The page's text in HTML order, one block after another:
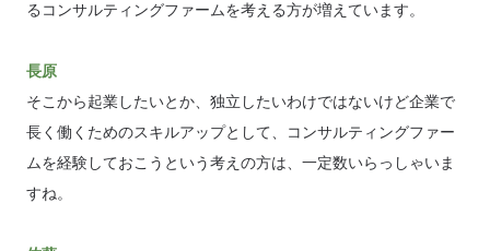
るコンサルティングファームを考える方が増えています。
長原
そこから起業したいとか、独立したいわけではないけど企業で
長く働くためのスキルアップとして、コンサルティングファー
ムを経験しておこうという考えの方は、一定数いらっしゃいま
すね。